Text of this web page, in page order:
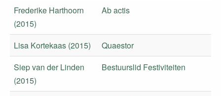
Frederike Harthoorn
(2015)
Ab actis
Lisa Kortekaas (2015)
Quaestor
Siep van der Linden
(2015)
Bestuurslid Festiviteiten